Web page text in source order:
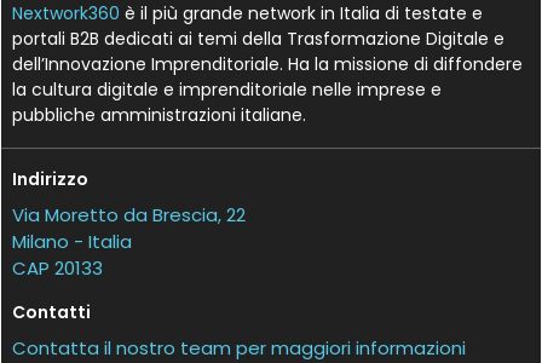
Nextwork360 è il più grande network in Italia di testate e
portali B2B dedicati ai temi della Trasformazione Digitale e
dell’Innovazione Imprenditoriale. Ha la missione di diffondere
la cultura digitale e imprenditoriale nelle imprese e
pubbliche amministrazioni italiane.
Indirizzo
Via Moretto da Brescia, 22
Milano - Italia
CAP 20133
Contatti
Contatta il nostro team per maggiori informazioni